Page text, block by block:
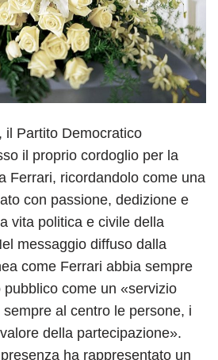
il Partito Democratico
il proprio cordoglio per la
Ferrari, ricordandolo come una
con passione, dedizione e
vita politica e civile della
messaggio diffuso dalla
come Ferrari abbia sempre
pubblico come un «servizio
al centro le persone, i
della partecipazione».
ha rappresentato un